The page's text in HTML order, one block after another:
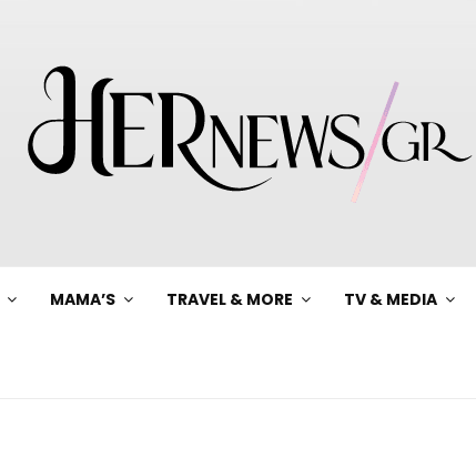
MAMA’S TRAVEL & MORE TV & MEDIA